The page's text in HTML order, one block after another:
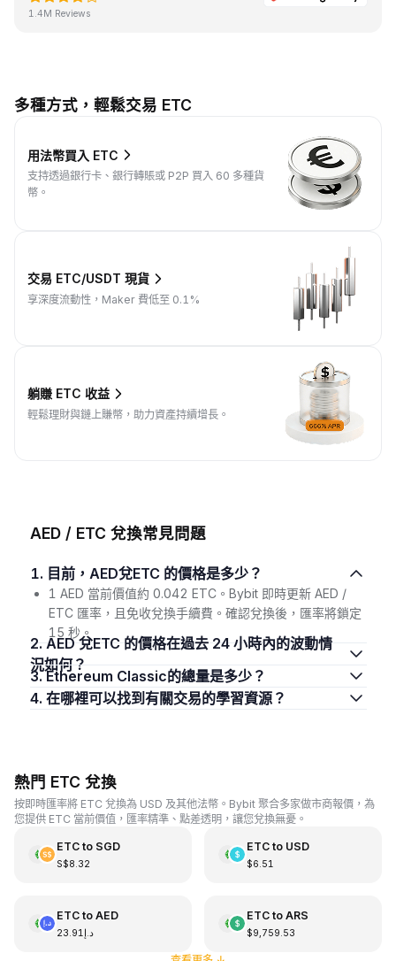
1.4M Reviews
多種方式，輕鬆交易 ETC
用法幣買入 ETC
支持透過銀行卡、銀行轉賬或 P2P 買入 60 多種貨
幣。
交易 ETC/USDT 現貨
享深度流動性，Maker 費低至 0.1%
躺賺 ETC 收益
輕鬆理財與鏈上賺幣，助力資產持續增長。
AED / ETC 兌換常見問題
1. 目前，AED兌ETC 的價格是多少？
1 AED 當前價值約 0.042 ETC。Bybit 即時更新 AED /
ETC 匯率，且免收兌換手續費。確認兌換後，匯率將鎖定
15 秒。
2. AED 兌ETC 的價格在過去 24 小時內的波動情
況如何？
3. Ethereum Classic的總量是多少？
4. 在哪裡可以找到有關交易的學習資源？
熱門 ETC 兌換
按即時匯率將 ETC 兌換為 USD 及其他法幣。Bybit 聚合多家做市商報價，為
您提供 ETC 當前價值，匯率精準、點差透明，讓您兌換無憂。
ETCto SGD
S$8.32
ETCto USD
$6.51
ETCto AED
د.إ23.91
ETCto ARS
$9,759.53